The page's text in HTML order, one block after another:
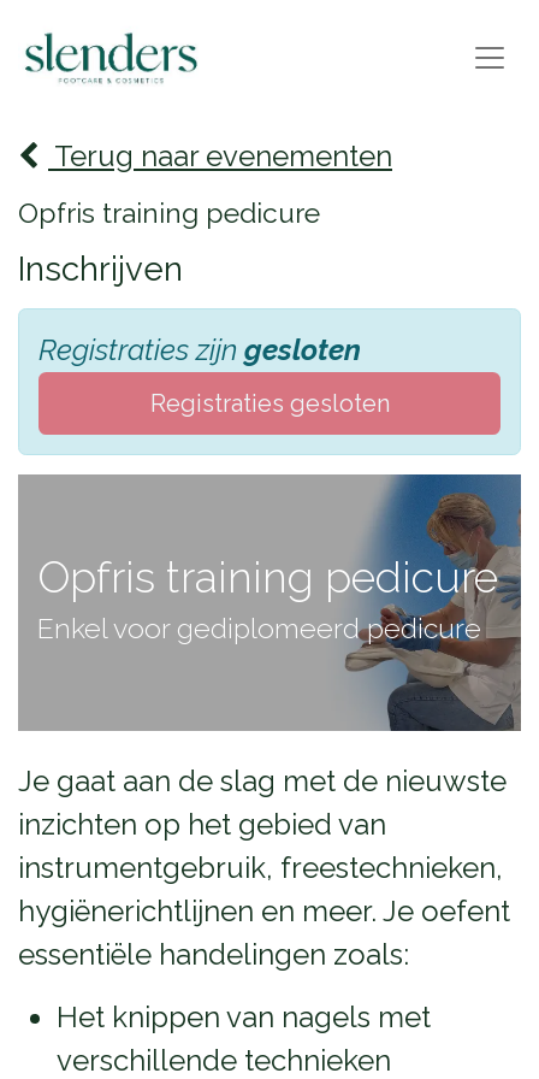
Terug naar evenementen
Opfris training pedicure
Inschrijven
Registraties zijn gesloten
Registraties gesloten
Opfris training pedicure
Enkel voor gediplomeerd pedicure
Je gaat aan de slag met de nieuwste
inzichten op het gebied van
instrumentgebruik, freestechnieken,
hygiënerichtlijnen en meer. Je oefent
essentiële handelingen zoals:
Het knippen van nagels met
verschillende technieken